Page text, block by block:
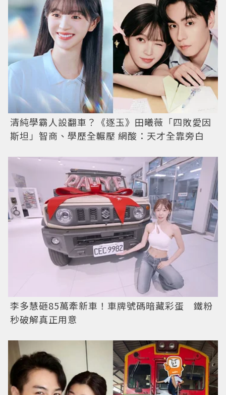
清純學霸人設翻車？《逐玉》田曦薇「四敗愛因
斯坦」智商、學歷全輾壓 網酸：天才全靠旁白
李多慧砸85萬牽新車！車牌號碼暗藏彩蛋 鐵粉
秒破解真正用意